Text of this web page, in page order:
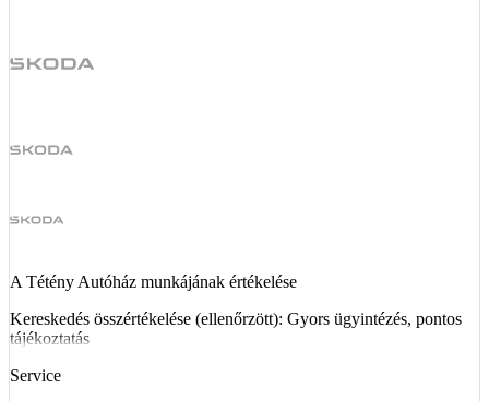
A Tétény Autóház munkájának értékelése
Kereskedés összértékelése (ellenőrzött): Gyors ügyintézés, pontos
tájékoztatás
Service